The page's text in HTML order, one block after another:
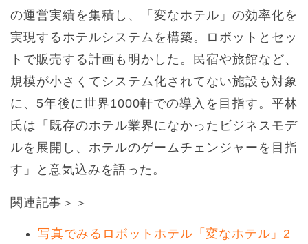
の運営実績を集積し、「変なホテル」の効率化を
実現するホテルシステムを構築。ロボットとセッ
トで販売する計画も明かした。民宿や旅館など、
規模が小さくてシステム化されてない施設も対象
に、5年後に世界1000軒での導入を目指す。平林
氏は「既存のホテル業界になかったビジネスモデ
ルを展開し、ホテルのゲームチェンジャーを目指
す」と意気込みを語った。
関連記事＞＞
写真でみるロボットホテル「変なホテル」2